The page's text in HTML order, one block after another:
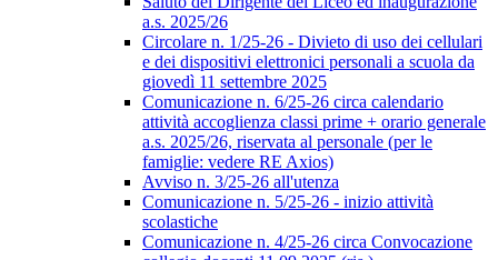
a.s. 2025/26
Circolare n. 1/25-26 - Divieto di uso dei cellulari
e dei dispositivi elettronici personali a scuola da
giovedì 11 settembre 2025
Comunicazione n. 6/25-26 circa calendario
attività accoglienza classi prime + orario generale
a.s. 2025/26, riservata al personale (per le
famiglie: vedere RE Axios)
Avviso n. 3/25-26 all'utenza
Comunicazione n. 5/25-26 - inizio attività
scolastiche
Comunicazione n. 4/25-26 circa Convocazione